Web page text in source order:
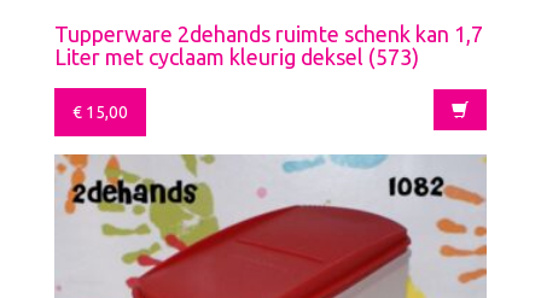
Tupperware 2dehands ruimte schenk kan 1,7
Liter met cyclaam kleurig deksel (573)
€ 15,00